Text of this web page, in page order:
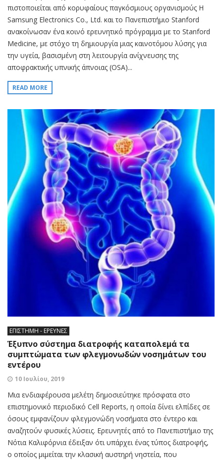
πιστοποιείται από κορυφαίους παγκόσμιους οργανισμούς Η
Samsung Electronics Co., Ltd. και το Πανεπιστήμιο Stanford
ανακοίνωσαν ένα κοινό ερευνητικό πρόγραμμα με το Stanford
Medicine, με στόχο τη δημιουργία μιας καινοτόμου λύσης για
την υγεία, βασισμένη στη λειτουργία ανίχνευσης της
αποφρακτικής υπνικής άπνοιας (OSA)...
READ MORE
ΕΠΙΣΤΗΜΗ - ΕΡΕΥΝΕΣ
Έξυπνο σύστημα διατροφής καταπολεμά τα
συμπτώματα των φλεγμονωδών νοσημάτων του
εντέρου
10 Ιουλίου, 2019
Μια ενδιαφέρουσα μελέτη δημοσιεύτηκε πρόσφατα στο
επιστημονικό περιοδικό Cell Reports, η οποία δίνει ελπίδες σε
όσους εμφανίζουν φλεγμονώδη νοσήματα στο έντερο και
αναζητούν φυσικές λύσεις. Ερευνητές από το Πανεπιστήμιο της
Νότια Καλιφόρνια έδειξαν ότι υπάρχει ένας τύπος διατροφής,
ο οποίος μιμείται την κλασική αυστηρή νηστεία, που